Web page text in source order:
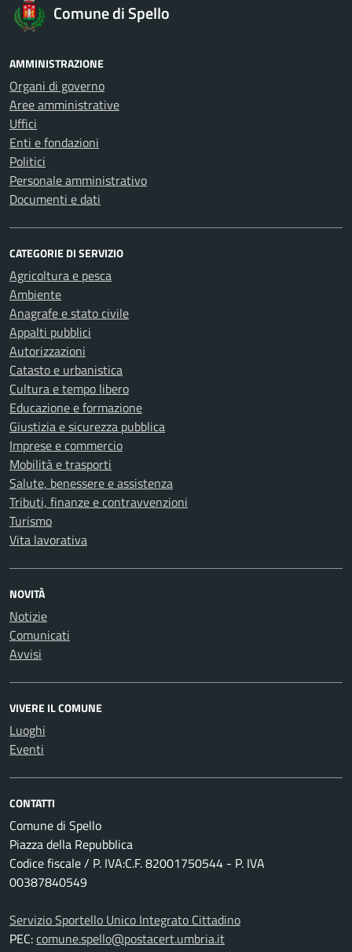
Comune di Spello
AMMINISTRAZIONE
Organi di governo
Aree amministrative
Uffici
Enti e fondazioni
Politici
Personale amministrativo
Documenti e dati
CATEGORIE DI SERVIZIO
Agricoltura e pesca
Ambiente
Anagrafe e stato civile
Appalti pubblici
Autorizzazioni
Catasto e urbanistica
Cultura e tempo libero
Educazione e formazione
Giustizia e sicurezza pubblica
Imprese e commercio
Mobilità e trasporti
Salute, benessere e assistenza
Tributi, finanze e contravvenzioni
Turismo
Vita lavorativa
NOVITÀ
Notizie
Comunicati
Avvisi
VIVERE IL COMUNE
Luoghi
Eventi
CONTATTI
Comune di Spello
Piazza della Repubblica
Codice fiscale / P. IVA:C.F. 82001750544 - P. IVA
00387840549
Servizio Sportello Unico Integrato Cittadino
PEC:comune.spello@postacert.umbria.it